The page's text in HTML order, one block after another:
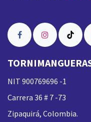
NIT 900769696 -1
Carrera 36 # 7 -73
Zipaquirá, Colombia.